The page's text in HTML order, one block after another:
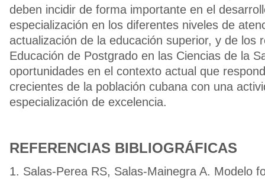
deben incidir de forma importante en el
especialización en los diferentes niveles de
actualización de la educación superior, y de los
Educación de Postgrado en las Ciencias de la
oportunidades en el contexto actual que
crecientes de la población cubana con una
especialización de excelencia.
REFERENCIAS BIBLIOGRÁFICAS
1. Salas-Perea RS, Salas-Mainegra A. Modelo